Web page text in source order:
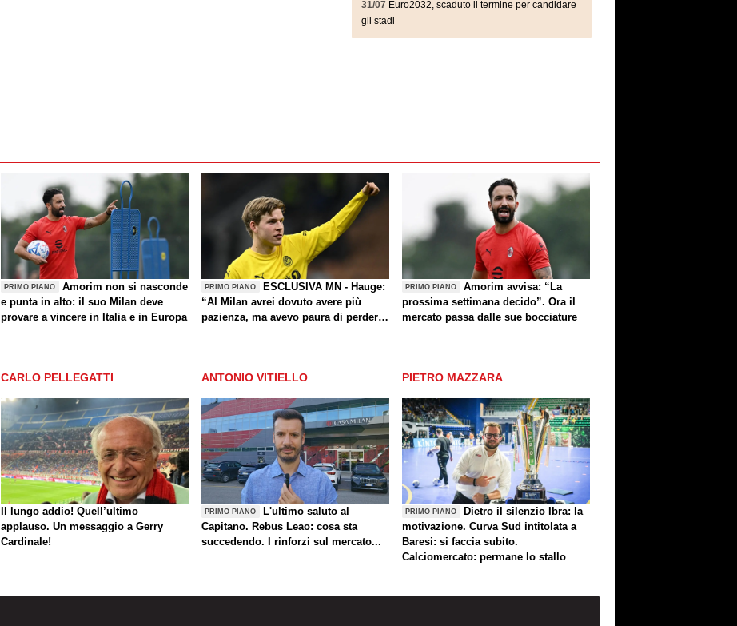
31/07 Euro2032, scaduto il termine per candidare
gli stadi
PRIMO PIANO
Amorim non si nasconde
e punta in alto: il suo Milan deve
provare a vincere in Italia e in Europa
PRIMO PIANO
ESCLUSIVA MN - Hauge:
“Al Milan avrei dovuto avere più
pazienza, ma avevo paura di perdere
un giorno? Magari. Forza Milan!”
PRIMO PIANO
Amorim avvisa: “La
prossima settimana decido”. Ora il
mercato passa dalle sue bocciature
CARLO PELLEGATTI
Il lungo addio! Quell’ultimo
applauso. Un messaggio a Gerry
Cardinale!
ANTONIO VITIELLO
PRIMO PIANO
L'ultimo saluto al
Capitano. Rebus Leao: cosa sta
succedendo. I rinforzi sul mercato...
PIETRO MAZZARA
PRIMO PIANO
Dietro il silenzio Ibra: la
motivazione. Curva Sud intitolata a
Baresi: si faccia subito.
Calciomercato: permane lo stallo